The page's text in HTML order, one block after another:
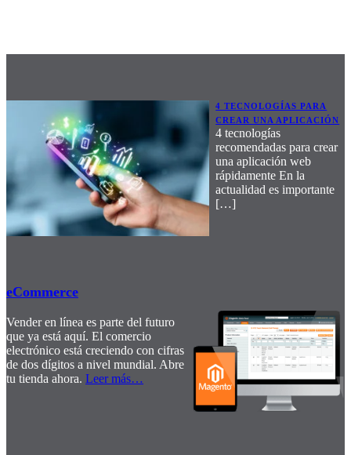
4 TECNOLOGÍAS PARA
CREAR UNA APLICACIÓN
4 tecnologías
recomendadas para crear
una aplicación web
rápidamente En la
actualidad es importante
[…]
eCommerce
Vender en línea es parte del futuro
que ya está aquí. El comercio
electrónico está creciendo con cifras
de dos dígitos a nivel mundial. Abre
tu tienda ahora. Leer más…